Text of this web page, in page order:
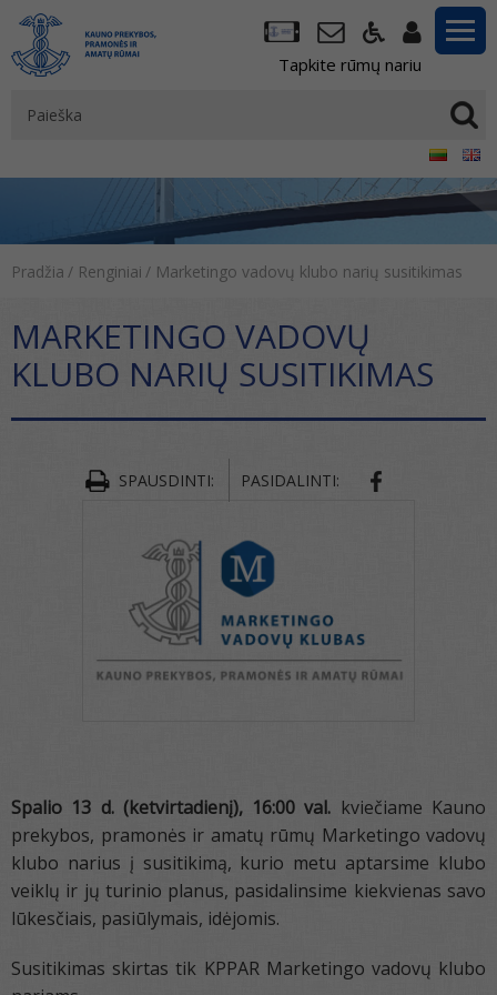
Tapkite rūmų nariu
Pradžia / Renginiai / Marketingo vadovų klubo narių susitikimas
MARKETINGO VADOVŲ
KLUBO NARIŲ SUSITIKIMAS
SPAUSDINTI: PASIDALINTI:
Spalio 13 d. (ketvirtadienį), 16:00 val. kviečiame Kauno
prekybos, pramonės ir amatų rūmų Marketingo vadovų
klubo narius į susitikimą, kurio metu aptarsime klubo
veiklų ir jų turinio planus, pasidalinsime kiekvienas savo
lūkesčiais, pasiūlymais, idėjomis.
Susitikimas skirtas tik KPPAR Marketingo vadovų klubo